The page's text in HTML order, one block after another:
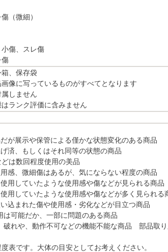
（微細）
傷、スレ傷
傷
箱、保存袋
像に写っているものがすべてとなります
しません
ランク評価に含みません
だが展示や保管による僅かな状態変化のある商品
げ済、もしくはそれ同等の状態の商品
数回程度使用の美品
用感、微細傷はあるが、気にならない程度の商品
使用していたような使用感や傷などが見られる商品
使用していたような使用感や傷などが多く見られる
い込まれた傷や使用感・劣化などが目立つ商品
は可能だか、一部に問題のある商品
破れや、動作不可などの機能不能な商品 部品取り
表です。大体の目安としてお考えください。